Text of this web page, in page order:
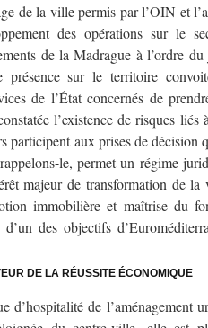
de la ville permis par l’OIN et
des opérations sur le
de la Madrague à l’ordre
présence sur le territoire
de l’État concernés de
l’existence de risques liés
participent aux prises de décision
le, permet un régime
majeur de transformation de la
immobilière et maîtrise du
des objectifs
DE LA RÉUSSITE ÉCONOMIQUE
d’hospitalité de l’aménagement